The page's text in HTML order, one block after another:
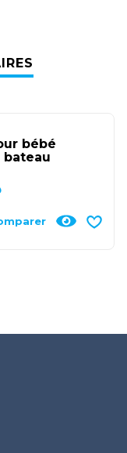
bébé
bateau